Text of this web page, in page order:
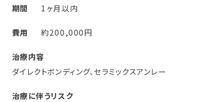
期間 1ヶ月以内
費用 約200,000円
治療内容
ダイレクトボンディング、セラミックスアンレー
治療に伴うリスク